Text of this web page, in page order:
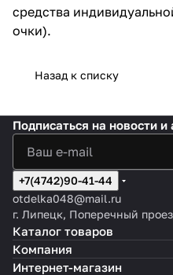
средства
очки).
Назад к списку
Подписаться на новости и
+7(4742)90-41-44
otdelka048@mail.ru
г. Липецк, Поперечный
Каталог товаров
Компания
Интернет-магазин